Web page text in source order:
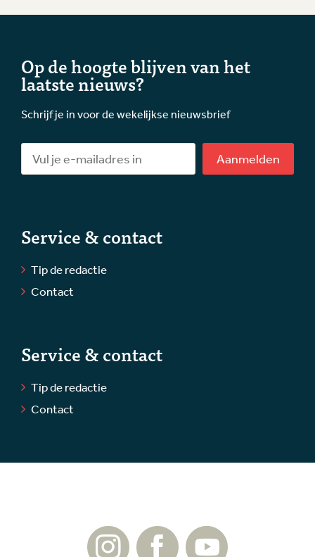
Op de hoogte blijven van het
laatste nieuws?
Schrijf je in voor de wekelijkse nieuwsbrief
Aanmelden
Service & contact
Tip de redactie
Contact
Service & contact
Tip de redactie
Contact